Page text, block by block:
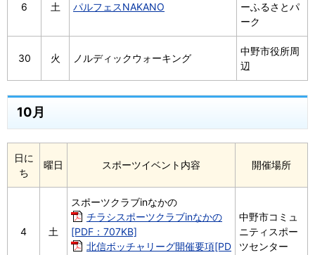
6 土 パルフェスNAKANO
ーふるさとパ
ーク
30 火 ノルディックウォーキング
中野市役所周
辺
10月
日に
ち
曜日 スポーツイベント内容 開催場所
4 土
スポーツクラブinなかの
チラシスポーツクラブinなかの
[PDF：707KB]
北信ボッチャリーグ開催要項[PD
中野市コミュ
ニティスポー
ツセンター